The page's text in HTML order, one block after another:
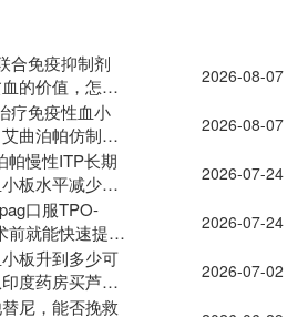
合免疫抑制剂
的价值，怎么
2026-08-07
疗免疫性血小
曲泊帕仿制药
2026-08-07
帕慢性ITP长期
板水平减少出
2026-07-24
口服TPO-
前就能快速提升
2026-07-24
板升到多少可
度药房买芦曲
2026-07-02
尼，能否挽救